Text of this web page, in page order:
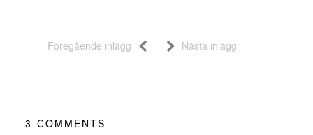
Föregående inlägg Nästa inlägg
3 COMMENTS